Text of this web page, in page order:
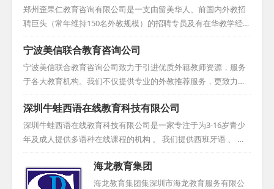
郑州歪果仁教育咨询有限公司是一支由留美华人、前国内外教招
聘巨头（常年维持150名外教规模）的招聘专员及有在华教学经历
的美籍人员构成的专业外教招聘队伍。我们的宗旨是：不只是引
进外国人当老师，而是挑选优秀的外籍教师来华执教。对于学
校，我们依据外教的学历背景与工作经验，为他们精准挑选高质
量的外籍教师，他们大多拥有教育类学士、硕士、博士学位，并
持有TESOL证书及丰富教学经验，极大地提升了学校面试外教的
成功率。对于外教，我们则从工作地点、待遇、工作时间及学校
教学理念等方面严格筛选接受单位，确保外教在华的工作与生活
品质。我们...
宁波美信联合教育咨询公司
宁波美信联合教育咨询公司致力于引进优质外籍教师资源，服务
于各大教育机构。我们不仅提供专业的外教推荐服务，更致力于
为来华外教提供全方位的配套服务，包括签证办理和安居协助
等，确保外教在华期间的生活与工作都能得到妥善安排。为了拓
宽外教人才库，我们在海外设有多个站点，积极发掘并吸引更多
优秀、合格的外籍教师来华发展。在推荐外教之前，我们会对每
位候选人的资历进行严格审核，确保所推荐的外教不仅具备优秀
的专业素养，更具备高度的职业道德和责任感，为学校提供安全
可靠的用人选择。...
深圳牛蛙西语在线教育科技有限公司
深圳牛蛙西语在线教育科技有限公司是一家专注于为3-16岁青少
年及成人提供多语种在线课程的机构 。 我们提供西班牙语 、 英
语 、 法语 、 德语等纯外教1对1教学 ， 通过互联网连接中国学生
与国外母语教师 。 我们整合全球优质教育资源 ， 采用全外文环
境浸入式教学 ， 让学生感知多元化文化 ， 确保学习效果 。 资深
海龙教育集团
海龙教育集团集深圳市海龙教育服务有限公